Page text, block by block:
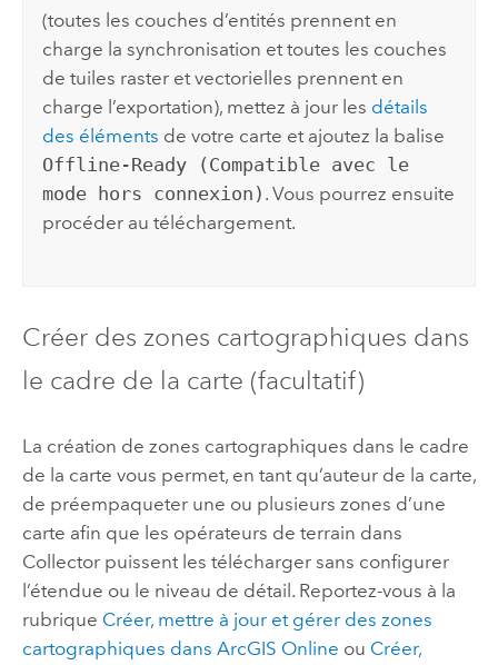
(toutes les couches d’entités prennent en
charge la synchronisation et toutes les couches
de tuiles raster et vectorielles prennent en
charge l’exportation), mettez à jour les détails
des éléments de votre carte et ajoutez la balise
Offline-Ready (Compatible avec le
mode hors connexion) . Vous pourrez ensuite
procéder au téléchargement.
Créer des zones cartographiques dans
le cadre de la carte (facultatif)
La création de zones cartographiques dans le cadre
de la carte vous permet, en tant qu’auteur de la carte,
de préempaqueter une ou plusieurs zones d’une
carte afin que les opérateurs de terrain dans
Collectorpuissent les télécharger sans configurer
l’étendue ou le niveau de détail. Reportez-vous à la
rubrique Créer, mettre à jour et gérer des zones
cartographiques dans ArcGIS Online ou Créer,